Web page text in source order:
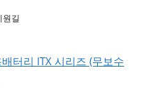
원길
터리 ITX 시리즈 (무보수